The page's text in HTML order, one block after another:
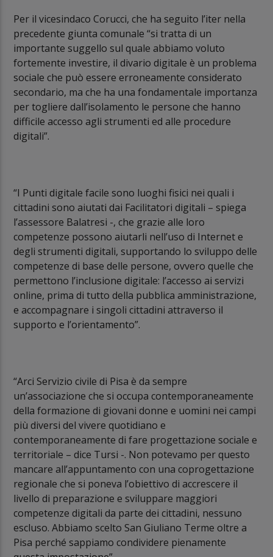
Per il vicesindaco Corucci, che ha seguito l’iter nella
precedente giunta comunale “si tratta di un
importante suggello sul quale abbiamo voluto
fortemente investire, il divario digitale è un problema
sociale che può essere erroneamente considerato
secondario, ma che ha una fondamentale importanza
per togliere dall’isolamento le persone che hanno
difficile accesso agli strumenti ed alle procedure
digitali”.
“I Punti digitale facile sono luoghi fisici nei quali i
cittadini sono aiutati dai Facilitatori digitali – spiega
l’assessore Balatresi -, che grazie alle loro
competenze possono aiutarli nell’uso di Internet e
degli strumenti digitali, supportando lo sviluppo delle
competenze di base delle persone, ovvero quelle che
permettono l’inclusione digitale: l’accesso ai servizi
online, prima di tutto della pubblica amministrazione,
e accompagnare i singoli cittadini attraverso il
supporto e l’orientamento”.
“Arci Servizio civile di Pisa è da sempre
un’associazione che si occupa contemporaneamente
della formazione di giovani donne e uomini nei campi
più diversi del vivere quotidiano e
contemporaneamente di fare progettazione sociale e
territoriale – dice Tursi -. Non potevamo per questo
mancare all’appuntamento con una coprogettazione
regionale che si poneva l’obiettivo di accrescere il
livello di preparazione e sviluppare maggiori
competenze digitali da parte dei cittadini, nessuno
escluso. Abbiamo scelto San Giuliano Terme oltre a
Pisa perché sappiamo condividere pienamente